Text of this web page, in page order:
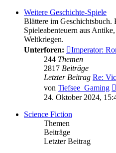
Weitere Geschichte-Spiele
Blättere im Geschichtsbuch.
Spieleabenteuern aus
Weltkriegen.
Unterforen:
Imperator:
244 Themen
2817 Beiträge
Letzter Beitrag Re:
von Tiefsee_Gaming
24. Oktober 2024,
Science Fiction
Themen
Beiträge
Letzter Beitrag